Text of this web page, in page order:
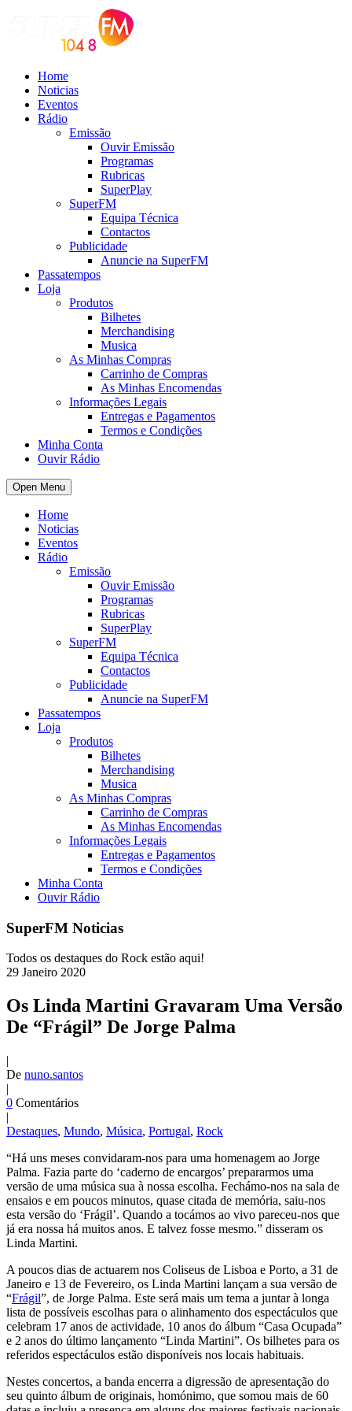
Home
Noticias
Eventos
Rádio
Emissão
Ouvir Emissão
Programas
Rubricas
SuperPlay
SuperFM
Equipa Técnica
Contactos
Publicidade
Anuncie na SuperFM
Passatempos
Loja
Produtos
Bilhetes
Merchandising
Musica
As Minhas Compras
Carrinho de Compras
As Minhas Encomendas
Informações Legais
Entregas e Pagamentos
Termos e Condições
Minha Conta
Ouvir Rádio
Open Menu
Home
Noticias
Eventos
Rádio
Emissão
Ouvir Emissão
Programas
Rubricas
SuperPlay
SuperFM
Equipa Técnica
Contactos
Publicidade
Anuncie na SuperFM
Passatempos
Loja
Produtos
Bilhetes
Merchandising
Musica
As Minhas Compras
Carrinho de Compras
As Minhas Encomendas
Informações Legais
Entregas e Pagamentos
Termos e Condições
Minha Conta
Ouvir Rádio
SuperFM Noticias
Todos os destaques do Rock estão aqui!
29 Janeiro 2020
Os Linda Martini Gravaram Uma Versão
De “Frágil” De Jorge Palma
|
De nuno.santos
|
0 Comentários
|
Destaques, Mundo, Música, Portugal, Rock
“Há uns meses convidaram-nos para uma homenagem ao Jorge
Palma. Fazia parte do ‘caderno de encargos’ prepararmos uma
versão de uma música sua à nossa escolha. Fechámo-nos na sala de
ensaios e em poucos minutos, quase citada de memória, saiu-nos
esta versão do ‘Frágil’. Quando a tocámos ao vivo pareceu-nos que
já era nossa há muitos anos. E talvez fosse mesmo.” disseram os
Linda Martini.
A poucos dias de actuarem nos Coliseus de Lisboa e Porto, a 31 de
Janeiro e 13 de Fevereiro, os Linda Martini lançam a sua versão de
“Frágil”, de Jorge Palma. Este será mais um tema a juntar à longa
lista de possíveis escolhas para o alinhamento dos espectáculos que
celebram 17 anos de actividade, 10 anos do álbum “Casa Ocupada”
e 2 anos do último lançamento “Linda Martini”. Os bilhetes para os
referidos espectáculos estão disponíveis nos locais habituais.
Nestes concertos, a banda encerra a digressão de apresentação do
seu quinto álbum de originais, homónimo, que somou mais de 60